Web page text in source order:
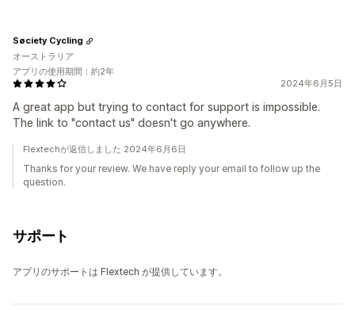
2024年6月5日
A great app but trying to contact for support is impossible.
The link to "contact us" doesn't go anywhere.
Søciety Cycling
オーストラリア
アプリの使用期間：約2年
Flextechが返信しました 2024年6月6日
Thanks for your review. We have reply your email to follow up the
question.
サポート
アプリのサポートは Flextech が提供しています。